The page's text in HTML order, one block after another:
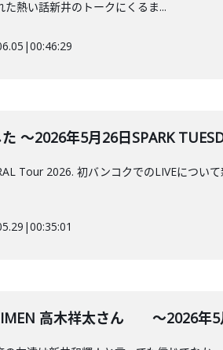
た熱い話新井のトークにくるま...
|00:46:29
～2026年5月26日SPARK
Tour 2026. 初バンコクでのLIVEについ
|00:35:01
高木祥太さん ～2026年5